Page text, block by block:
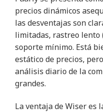
precios dinámicos
las desventajas son
limitadas, rastreo lento
soporte mínimo. Está
estático de precios,
análisis diario de la
grandes.
La ventaja de Wiser es